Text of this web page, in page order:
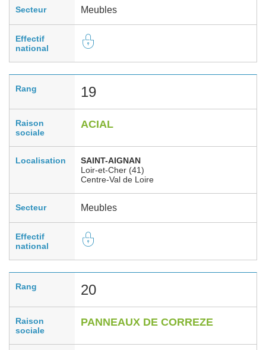
Secteur Meubles
Effectif
national
Rang 19
Raison
sociale
ACIAL
Localisation
SAINT-AIGNAN
Loir-et-Cher (41)
Centre-Val de Loire
Secteur Meubles
Effectif
national
Rang 20
Raison
sociale
PANNEAUX DE CORREZE